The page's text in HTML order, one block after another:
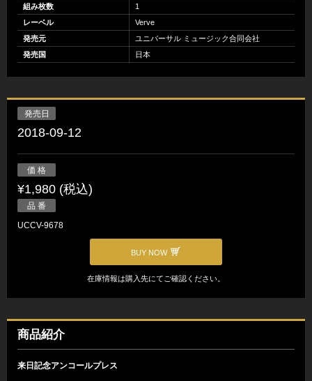
組み枚数
1
レーベル
Verve
発売元
ユニバーサル ミュージック合同会社
発売国
日本
発売日
2018-09-12
価 格
¥1,980 (税込)
品 番
UCCV-9678
BUY NOW
在庫情報は購入先にてご確認ください。
商品紹介
来日記念アンコールプレス